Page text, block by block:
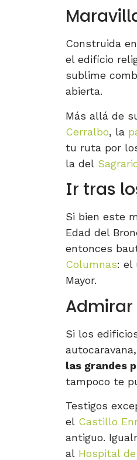
Construida
el edificio
sublime
abierta.
Más allá de
Cerralbo, la
tu ruta por
la del
Ir tras
Si bien este
Edad del
entonces
Columnas: el
Mayor.
Si los
las grandes
tampoco te
Testigos
el Castillo
antiguo.
al Hospital